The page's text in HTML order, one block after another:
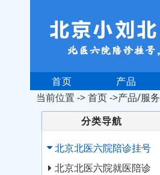
首页 产品
当前位置 ->首页->产品/服务
分类导航
北京北医六院陪诊挂号
北京北医六院就医陪诊